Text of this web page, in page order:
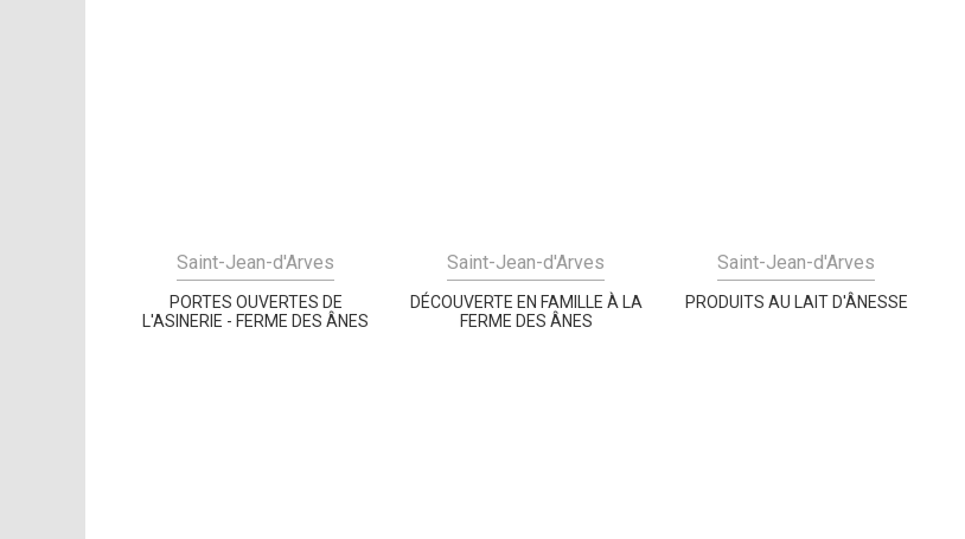
Saint-Jean-d'Arves
PORTES OUVERTES DE
L'ASINERIE - FERME DES ÂNES
Saint-Jean-d'Arves
DÉCOUVERTE EN FAMILLE À LA
FERME DES ÂNES
Saint-Jean-d'Arves
PRODUITS AU LAIT D'ÂNESSE